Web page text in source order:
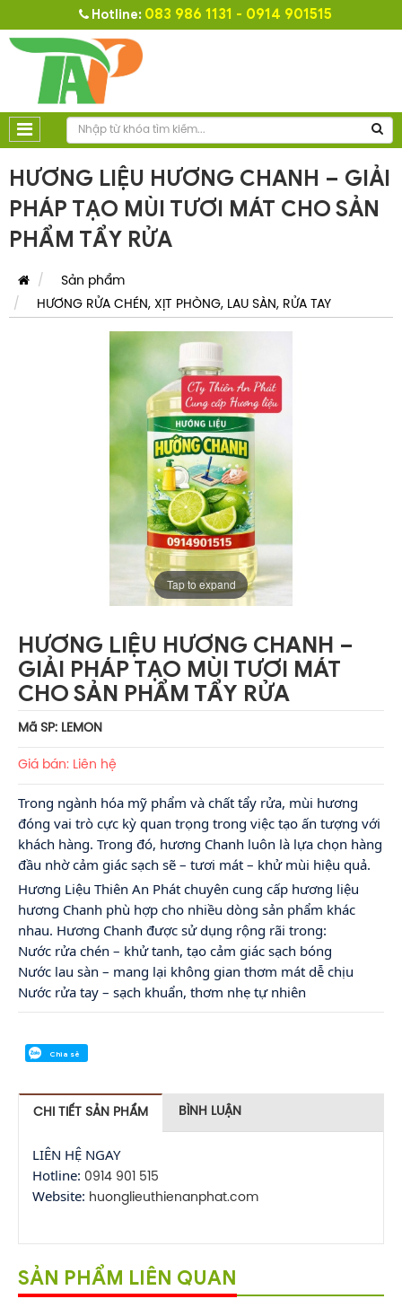
Hotline: 083 986 1131 - 0914 901515
HƯƠNG LIỆU HƯƠNG CHANH – GIẢI
PHÁP TẠO MÙI TƯƠI MÁT CHO SẢN
PHẨM TẨY RỬA
Sản phẩm
HƯƠNG RỬA CHÉN, XỊT PHÒNG, LAU SÀN, RỬA TAY
Tap to expand
HƯƠNG LIỆU HƯƠNG CHANH –
GIẢI PHÁP TẠO MÙI TƯƠI MÁT
CHO SẢN PHẨM TẨY RỬA
Mã SP: LEMON
Giá bán: Liên hệ
Trong ngành hóa mỹ phẩm và chất tẩy rửa, mùi hương
đóng vai trò cực kỳ quan trọng trong việc tạo ấn tượng với
khách hàng. Trong đó, hương Chanh luôn là lựa chọn hàng
đầu nhờ cảm giác sạch sẽ – tươi mát – khử mùi hiệu quả.
Hương Liệu Thiên An Phát chuyên cung cấp hương liệu
hương Chanh phù hợp cho nhiều dòng sản phẩm khác
nhau. Hương Chanh được sử dụng rộng rãi trong:
Nước rửa chén – khử tanh, tạo cảm giác sạch bóng
Nước lau sàn – mang lại không gian thơm mát dễ chịu
Nước rửa tay – sạch khuẩn, thơm nhẹ tự nhiên
Chia sẻ
CHI TIẾT SẢN PHẨM BÌNH LUẬN
LIÊN HỆ NGAY
Hotline: 0914 901 515
Website: huonglieuthienanphat.com
SẢN PHẨM LIÊN QUAN